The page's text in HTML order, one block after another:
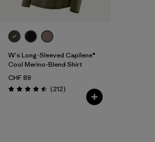
W's Long-Sleeved Capilene®
Cool Merino-Blend Shirt
CHF 89
Évaluation: 4.5 / 5
(212Avis
)